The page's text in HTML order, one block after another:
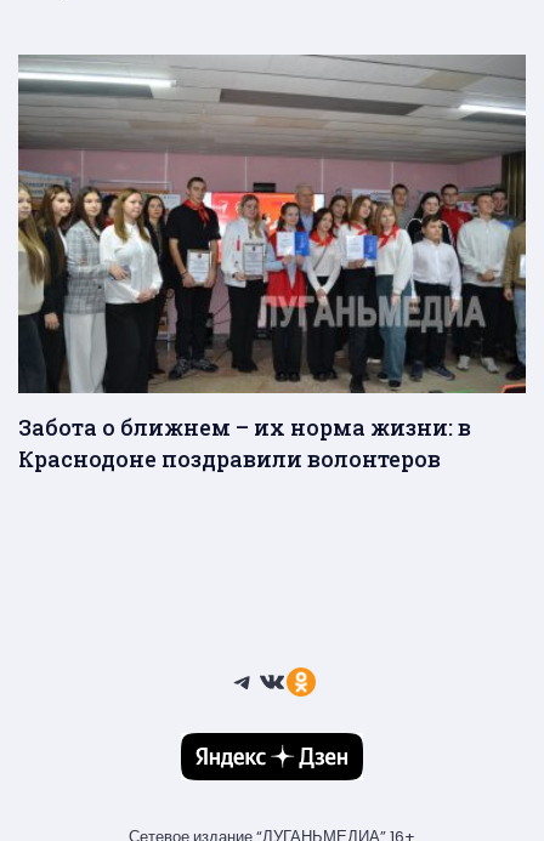
Забота о ближнем – их норма жизни: в
Краснодоне поздравили волонтеров
Telegram
ВКонтакте
Ссылка
Сетевое издание “ЛУГАНЬМЕДИА” 16+